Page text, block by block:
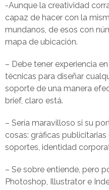
-Aunque la creatividad
capaz de hacer con la
mundanos, de esos con
mapa de ubicación.
– Debe tener experiencia
técnicas para diseñar
soporte de una manera
brief, claro está.
– Sería maravilloso si su
cosas: gráficas
soportes, identidad
– Se sobre entiende, pero
Photoshop, Illustrator e